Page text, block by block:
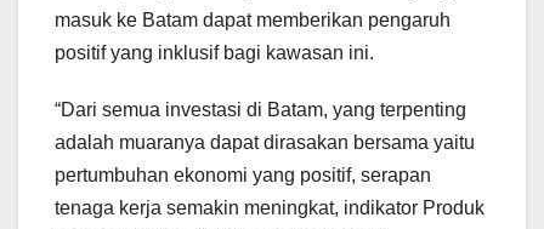
masuk ke Batam dapat memberikan pengaruh
positif yang inklusif bagi kawasan ini.
“Dari semua investasi di Batam, yang terpenting
adalah muaranya dapat dirasakan bersama yaitu
pertumbuhan ekonomi yang positif, serapan
tenaga kerja semakin meningkat, indikator Produk